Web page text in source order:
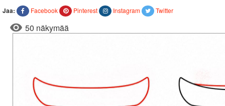
Jaa: Facebook Pinterest Instagram Twitter
50 näkymää